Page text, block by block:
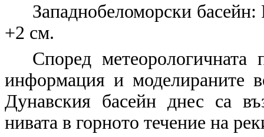
Западнобеломорски
+2 см.
Според метеорологичната
информация и
Дунавския басейн днес са
нивата в горното течение на